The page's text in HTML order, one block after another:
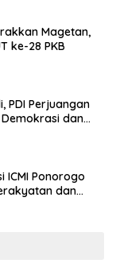
Magetan,
ke-28 PKB
PDI Perjuangan
dan
ICMI Ponorogo
dan